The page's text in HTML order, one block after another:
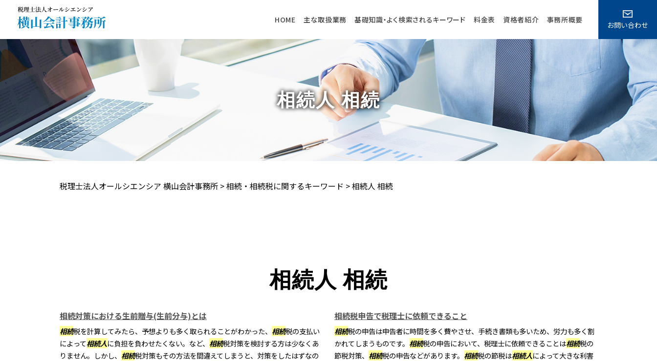
お問い合わせ
HOME 主な取扱業務 基礎知識・よく検索されるキーワード 料金表 資格者紹介 事務所概要
相続人 相続
税理士法人オールシエンシア 横山会計事務所 >相続・相続税に関するキーワード >相続人 相続
相続人 相続
相続対策における生前贈与(生前分与)とは
相続税を計算してみたら、予想よりも多く取られることがわかった、 相続税の支払い
によって相続人に負担を負わせたくない。など、 相続税対策を検討する方は少なくあ
りません。しかし、 相続税対策もその方法を間違えてしまうと、対策をしたはずなの
相続税申告で税理士に依頼できること
相続税の申告は申告者に時間を多く費やさせ、手続き書類も多いため、労力も多く割
かれてしまうものです。 相続税の申告において、税理士に依頼できることは相続税の
節税対策、 相続税の申告などがあります。 相続税の節税は相続人によって大きな利害